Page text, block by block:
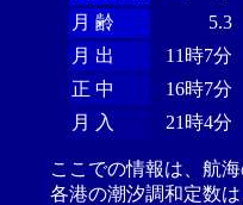
月 齢
5.3
月 出
11時7分
正 中
16時7分
月 入
21時4分
ここでの情報は、航
各港の潮汐調和定数